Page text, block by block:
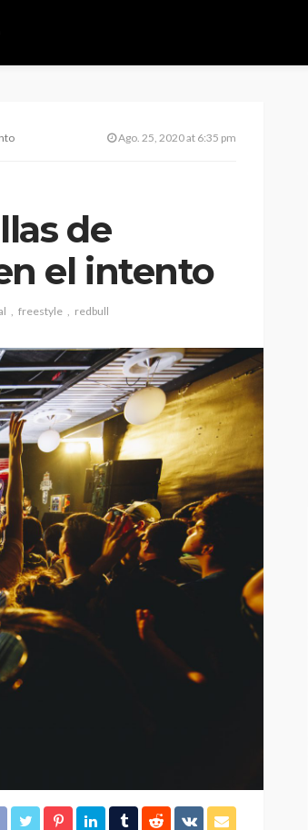
Ago. 25, 2020 at 6:35 pm
de
el intento
freestyle redbull
Estocolmo
junto a
Molotov